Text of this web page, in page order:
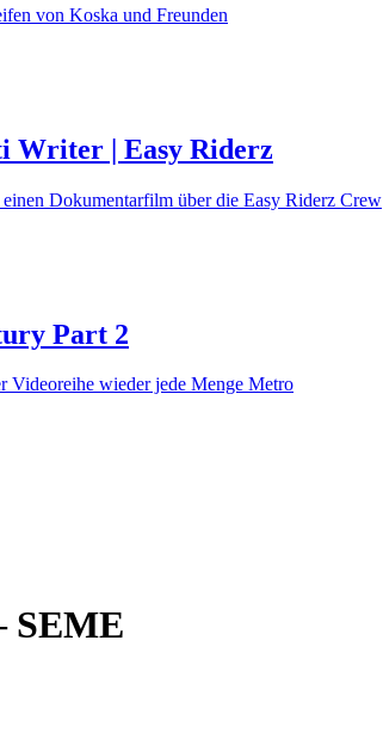
von Koska und Freunden
Writer | Easy Riderz
Dokumentarfilm über die Easy Riderz Crew
Part 2
wieder jede Menge Metro
SEME